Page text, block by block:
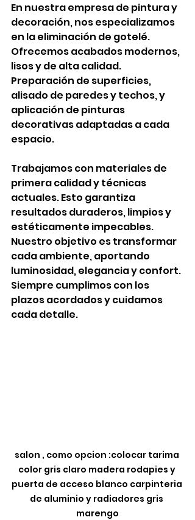
En nuestra empresa de pintura y
decoración, nos especializamos
en la eliminación de gotelé.
Ofrecemos acabados modernos,
lisos y de alta calidad.
Preparación de superficies,
alisado de paredes y techos, y
aplicación de pinturas
decorativas adaptadas a cada
espacio.
Trabajamos con materiales de
primera calidad y técnicas
actuales. Esto garantiza
resultados duraderos, limpios y
estéticamente impecables.
Nuestro objetivo es transformar
cada ambiente, aportando
luminosidad, elegancia y confort.
Siempre cumplimos con los
plazos acordados y cuidamos
cada detalle.
salon , como opcion :colocar tarima
color gris claro madera rodapies y
puerta de acceso blanco carpinteria
de aluminio y radiadores gris
marengo